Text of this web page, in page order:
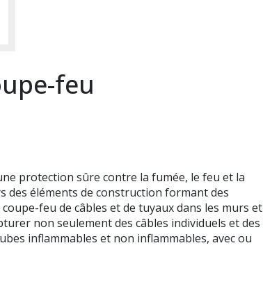
feu
protection sûre contre la fumée, le feu et la
des éléments de construction formant des
feu de câbles et de tuyaux dans les murs et
non seulement des câbles individuels et des
inflammables et non inflammables, avec ou